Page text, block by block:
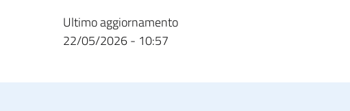
Ultimo aggiornamento
22/05/2026 - 10:57